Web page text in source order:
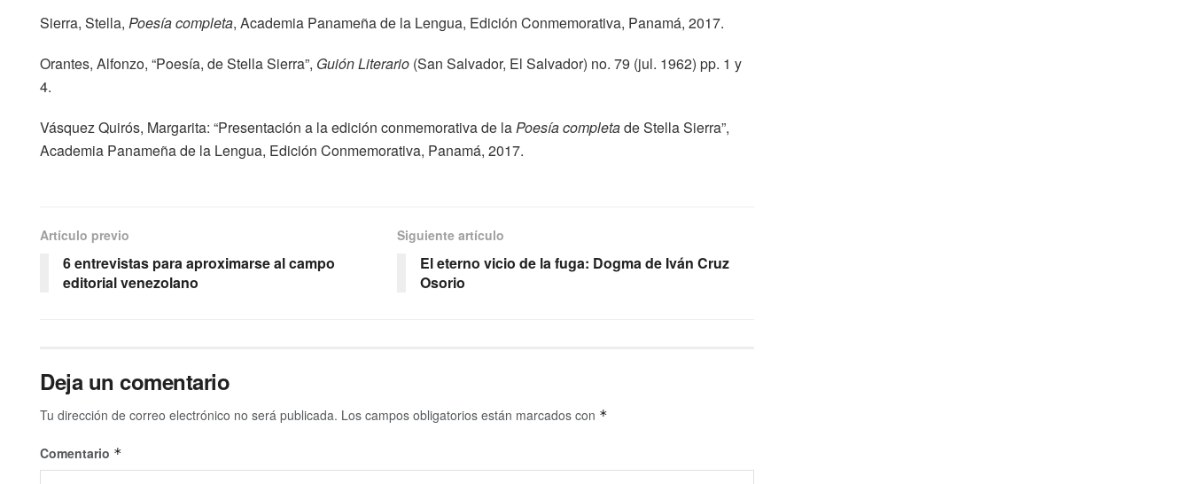
Sierra, Stella, Poesía completa, Academia Panameña de la Lengua, Edición Conmemorativa, Panamá, 2017.
Orantes, Alfonzo, “Poesía, de Stella Sierra”, Guión Literario (San Salvador, El Salvador) no. 79 (jul. 1962) pp. 1 y
4.
Vásquez Quirós, Margarita: “Presentación a la edición conmemorativa de laPoesía completade Stella Sierra”,
Academia Panameña de la Lengua, Edición Conmemorativa, Panamá, 2017.
Artículo previo
6 entrevistas para aproximarse al campo
editorial venezolano
Siguiente artículo
El eterno vicio de la fuga: Dogma de Iván Cruz
Osorio
Deja un comentario
Tu dirección de correo electrónico no será publicada. Los campos obligatorios están marcados con *
Comentario *